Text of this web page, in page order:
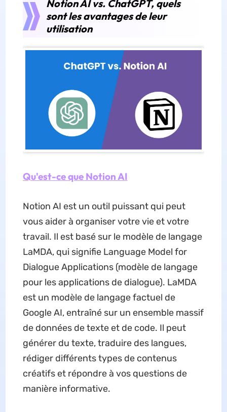
Notion AI vs. ChatGPT, quels
sont les avantages de leur
utilisation
Qu'est-ce que Notion AI
Notion AI est un outil puissant qui peut
vous aider à organiser votre vie et votre
travail. Il est basé sur le modèle de langage
LaMDA, qui signifie Language Model for
Dialogue Applications (modèle de langage
pour les applications de dialogue). LaMDA
est un modèle de langage factuel de
Google AI, entraîné sur un ensemble massif
de données de texte et de code. Il peut
générer du texte, traduire des langues,
rédiger différents types de contenus
créatifs et répondre à vos questions de
manière informative.